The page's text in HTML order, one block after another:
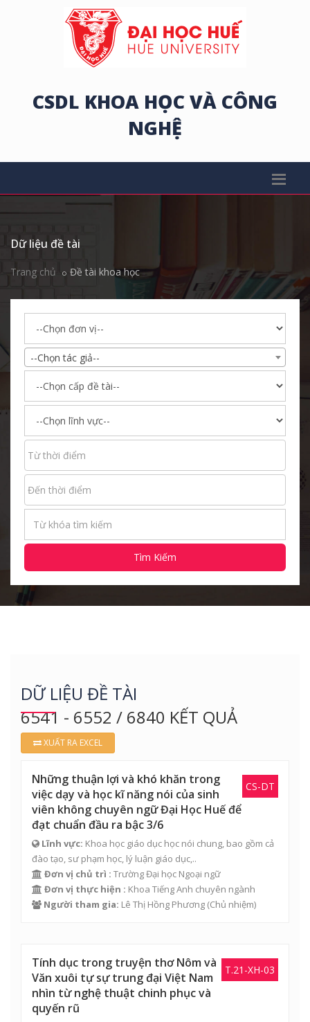
CSDL KHOA HỌC VÀ CÔNG
NGHỆ
Dữ liệu đề tài
Trang chủ Đề tài khoa học
--Chọn tác giả--
Tìm Kiếm
DỮ LIỆU ĐỀ TÀI
6541 - 6552 / 6840 KẾT QUẢ
XUẤT RA EXCEL
CS-DT
Những thuận lợi và khó khăn trong
việc dạy và học kĩ năng nói của sinh
viên không chuyên ngữ Đại Học Huế để
đạt chuẩn đầu ra bậc 3/6
Lĩnh vực: Khoa học giáo dục học nói chung, bao gồm cả
đào tạo, sư phạm học, lý luận giáo dục,..
Đơn vị chủ trì : Trường Đại học Ngoại ngữ
Đơn vị thực hiện : Khoa Tiếng Anh chuyên ngành
Người tham gia: Lê Thị Hồng Phương (Chủ nhiệm)
T.21-XH-03
Tính dục trong truyện thơ Nôm và
Văn xuôi tự sự trung đại Việt Nam
nhìn từ nghệ thuật chinh phục và
quyến rũ